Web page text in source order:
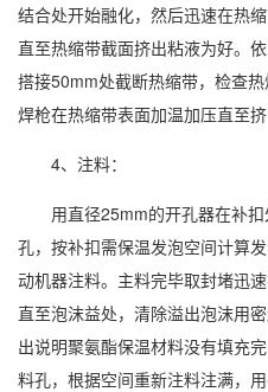
结合处开始融化，然后迅速在热
直至热缩带截面挤出粘液为好。
搭接50mm处截断热缩带，检查
焊枪在热缩带表面加温加压直至挤
4、注料：
用直径25mm的开孔器在补扣
孔，按补扣需保温发泡空间计算
动机器注料。主料完毕取封堵迅
直至泡沫益处，清除溢出泡沫用
出说明聚氨酯保温材料没有填充
料孔，根据空间重新注料注满，用